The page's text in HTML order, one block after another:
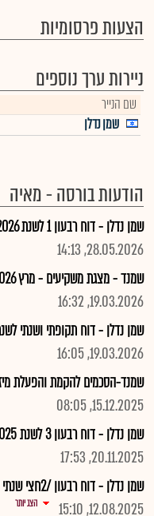
הצעות פרסומיות
ניירות ערך נוספים
שם הנייר
שמן נדלן
הודעות בורסה - מאיה
שמן נדלן - דוח רבעון 1 לשנת 2026
28.05.2026, 14:13
שמנד - מצגת משקיעים - מרץ 2026
19.03.2026, 16:32
שמן נדלן - דוח תקופתי ושנתי לשנת
19.03.2026, 16:05
שמנד-הסכמים להקמת והפעלת
15.12.2025, 08:05
שמן נדלן - דוח רבעון 3 לשנת 2025
20.11.2025, 17:53
שמן נדלן - דוח רבעון /2חצי שנתי לשנת 2025
12.08.2025, 15:10
הצג יותר